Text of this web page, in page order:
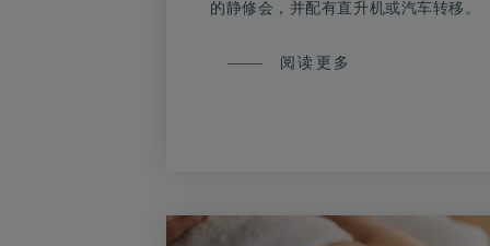
的静修会，并配有直升机或汽车转移。
意
阅读更多